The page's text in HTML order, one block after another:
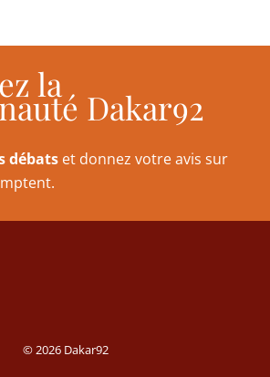
la
Dakar92
débats et donnez votre avis sur
© 2026 Dakar92